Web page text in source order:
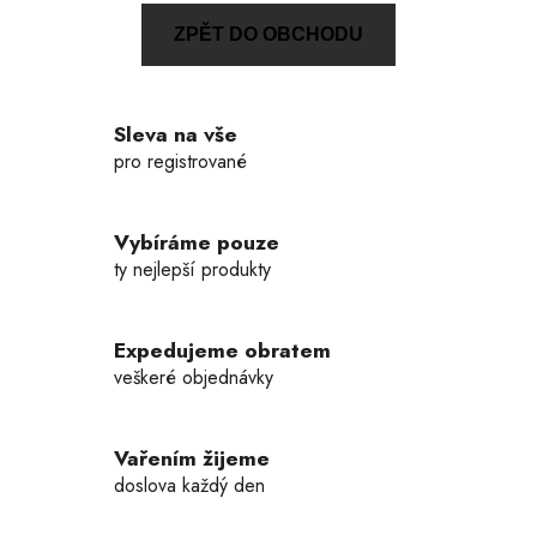
ZPĚT DO OBCHODU
Sleva na vše
pro registrované
Vybíráme pouze
ty nejlepší produkty
Expedujeme obratem
veškeré objednávky
Vařením žijeme
doslova každý den